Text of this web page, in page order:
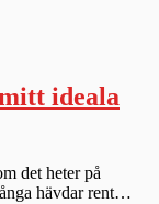
ideala
det heter på
hävdar rent…